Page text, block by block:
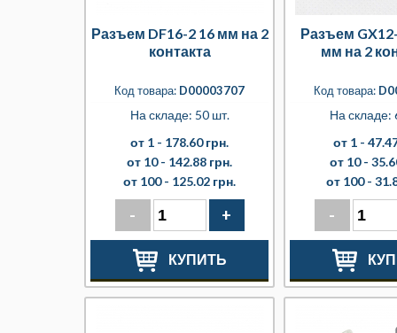
Разъем DF16-2 16 мм на 2
контакта
Код товара: D00003707
На складе: 50 шт.
от 1 - 178.60 грн.
от 10 - 142.88 грн.
от 100 - 125.02 грн.
- +
КУПИТЬ
Разъем
мм на 2
Код товара:
На складе:
от 1 -
от 10 -
от 100 -
-